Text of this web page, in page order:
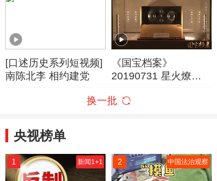
[口述历史系列短视频]
南陈北李 相约建党
《国宝档案》
20190731 星火燎原
换一批
央视榜单
1 新闻1+1 2 中国法治观察